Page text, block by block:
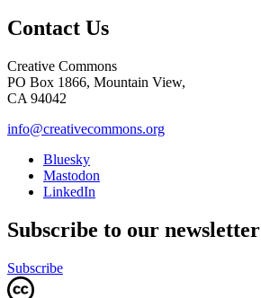
Contact Us
Creative Commons
PO Box 1866, Mountain View,
CA 94042
info@creativecommons.org
Bluesky
Mastodon
LinkedIn
Subscribe to our newsletter
Subscribe